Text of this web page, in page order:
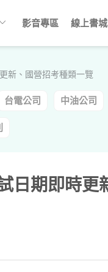
新、國營招考種類一覽
台電公司 中油公司
日期即時更
keyboard_arrow_down 影音專區 線上書城